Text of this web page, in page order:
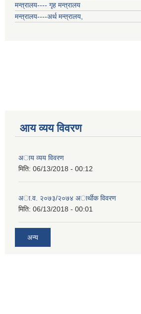
मन्त्रालय---- गृह मन्त्रालय
मन्त्रालय----अर्थ मन्त्रालय,
आय व्यय विवरण
अाय व्यय विवरण
मिति: 06/13/2018 - 00:12
अा.व. २०७३/२०७४ अार्थीक विवरण
मिति: 06/13/2018 - 00:01
अन्य